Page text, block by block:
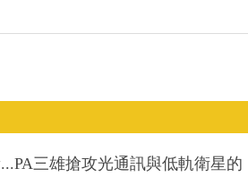
三雄搶攻光通訊與低軌衛星的